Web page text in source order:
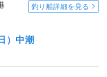
釣り船詳細を見る
）中潮